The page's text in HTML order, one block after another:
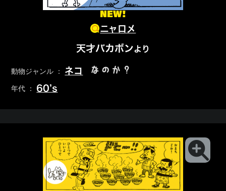
NEW!
ニャロメ
天才バカボンより
動物ジャンル ： ネコ なのか？
年代 ： 60’s